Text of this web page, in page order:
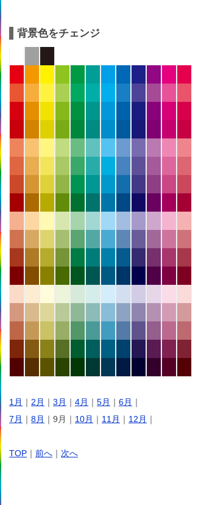
背景色をチェンジ
1月 ｜ 2月 ｜ 3月 ｜ 4月 ｜ 5月 ｜ 6月 ｜
7月 ｜ 8月 ｜9月｜ 10月 ｜ 11月 ｜ 12月 ｜
TOP ｜ 前へ ｜ 次へ